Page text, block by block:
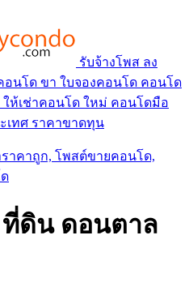
รับจ้างโพส ลง
นโด ขา ใบจองคอนโด คอนโด
ห้เช่าคอนโด ใหม่ คอนโดมือ
เทศ ราคาขาดทุน
าคาถูก, โพสต์ขายคอนโด,
ดิน ดอนตาล